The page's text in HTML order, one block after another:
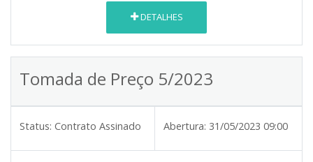
DETALHES
Tomada de Preço 5/2023
Status: Contrato Assinado Abertura: 31/05/2023 09:00